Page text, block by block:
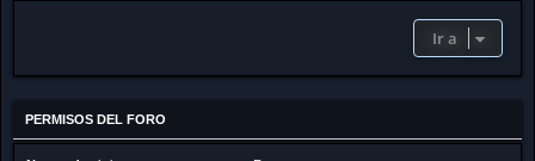
Ir a
PERMISOS DEL FORO